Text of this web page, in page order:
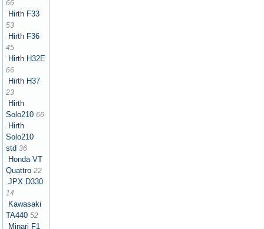
66
Hirth F33
53
Hirth F36
45
Hirth H32E
66
Hirth H37
23
Hirth
Solo210 66
Hirth
Solo210
std 36
Honda VT
Quattro 22
JPX D330
14
Kawasaki
TA440 52
Minari F1